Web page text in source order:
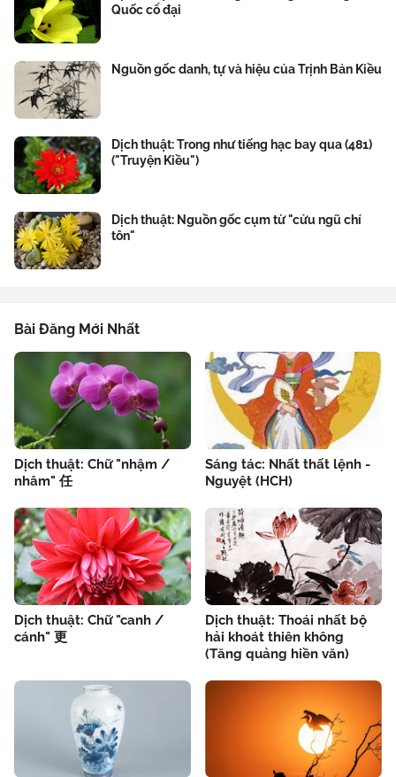
Quốc cổ đại
Nguồn gốc danh, tự và hiệu của Trịnh Bản Kiều
Dịch thuật: Trong như tiếng hạc bay qua (481)
("Truyện Kiều")
Dịch thuật: Nguồn gốc cụm từ "cửu ngũ chí
tôn"
Bài Đăng Mới Nhất
Dịch thuật: Chữ "nhậm /
nhâm" 任
Sáng tác: Nhất thất lệnh -
Nguyệt (HCH)
Dịch thuật: Chữ "canh /
cánh" 更
Dịch thuật: Thoái nhất bộ
hải khoát thiên không
(Tăng quảng hiền văn)